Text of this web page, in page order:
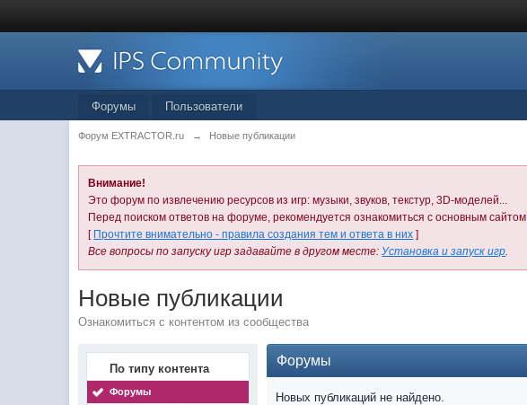
Форумы Пользователи
Форум EXTRACTOR.ru → Новые публикации
Внимание!
Это форум по извлечению ресурсов из игр: музыки, звуков, текстур, 3D-моделей...
Перед поиском ответов на форуме, рекомендуется ознакомиться с основным сайтом
[ Прочтите внимательно - правила создания тем и ответа в них ]
Все вопросы по запуску игр задавайте в другом месте:Установка и запуск игр.
Новые публикации
Ознакомиться с контентом из сообщества
По типу контента
Форумы
Форумы
Новых публикаций не найдено.